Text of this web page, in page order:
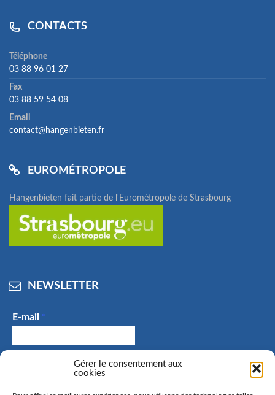
Gérer le consentement aux
cookies
CONTACTS
Téléphone
03 88 96 01 27
Fax
03 88 59 54 08
Email
contact@hangenbieten.fr
EUROMÉTROPOLE
Hangenbieten fait partie de l'Eurométropole de Strasbourg
NEWSLETTER
E-mail *
J'accepte de recevoir des e-mails et confirme avoir
pris connaissance de la politique de confidentialité.